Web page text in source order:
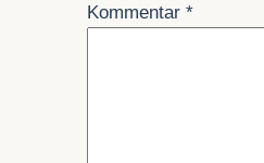
Kommentar *